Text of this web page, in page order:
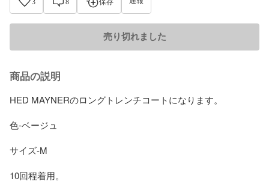
売り切れました
商品の説明
HED MAYNERのロングトレンチコートになります。
色-ベージュ
サイズ-M
10回程着用。